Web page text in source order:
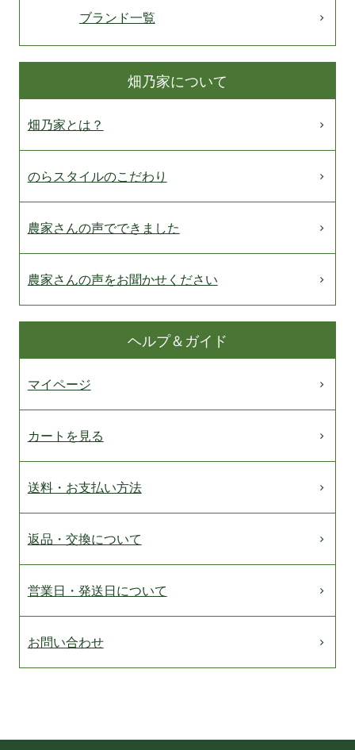
ブランド一覧
畑乃家について
畑乃家とは？
のらスタイルのこだわり
農家さんの声でできました
農家さんの声をお聞かせください
ヘルプ＆ガイド
マイページ
カートを見る
送料・お支払い方法
返品・交換について
営業日・発送日について
お問い合わせ